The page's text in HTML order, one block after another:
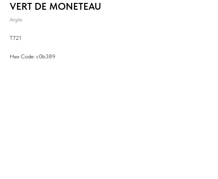
VERT DE MONETEAU
Argile
T721
Hex Code: c0b389